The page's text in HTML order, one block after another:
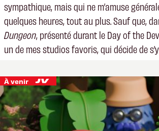
sympathique, mais qui ne m’amuse
quelques heures, tout au plus. Sauf que,
Dungeon, présenté durant le Day of the
un de mes studios favoris, qui décide de
À venir